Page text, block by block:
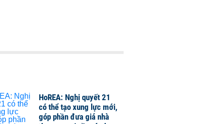
HoREA: Nghị quyết 21
có thể tạo xung lực mới,
góp phần đưa giá nhà